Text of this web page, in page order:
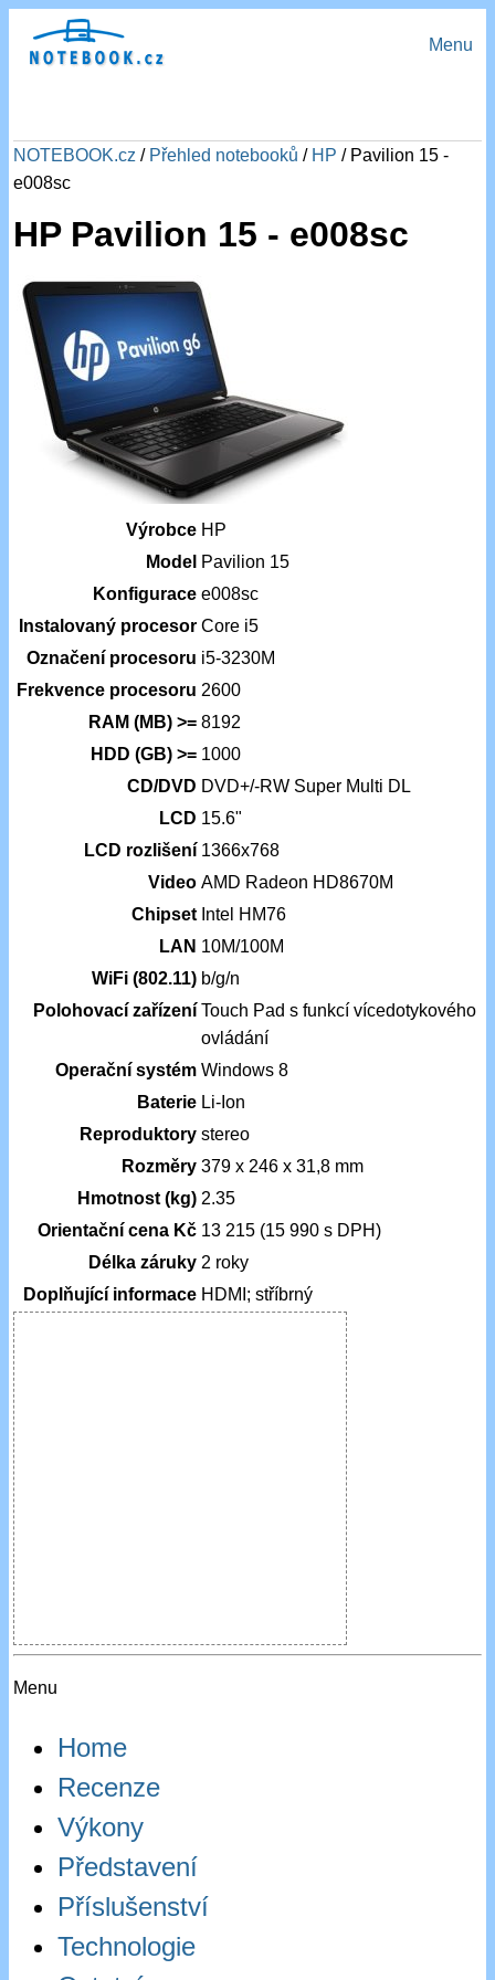
Menu
NOTEBOOK.cz / Přehled notebooků / HP / Pavilion 15 -
e008sc
HP Pavilion 15 - e008sc
Výrobce HP
Model Pavilion 15
Konfigurace e008sc
Instalovaný procesor Core i5
Označení procesoru i5-3230M
Frekvence procesoru 2600
RAM (MB) >= 8192
HDD (GB) >= 1000
CD/DVD DVD+/-RW Super Multi DL
LCD 15.6"
LCD rozlišení 1366x768
Video AMD Radeon HD8670M
Chipset Intel HM76
LAN 10M/100M
WiFi (802.11) b/g/n
Polohovací zařízení Touch Pad s funkcí vícedotykového
ovládání
Operační systém Windows 8
Baterie Li-Ion
Reproduktory stereo
Rozměry 379 x 246 x 31,8 mm
Hmotnost (kg) 2.35
Orientační cena Kč 13 215 (15 990 s DPH)
Délka záruky 2 roky
Doplňující informace HDMI; stříbrný
Menu
Home
Recenze
Výkony
Představení
Příslušenství
Technologie